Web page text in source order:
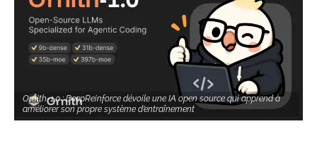
Ornith-1.0 : DeepReinforce dévoile une IA open source qui apprend à
améliorer son propre système d’entraînement